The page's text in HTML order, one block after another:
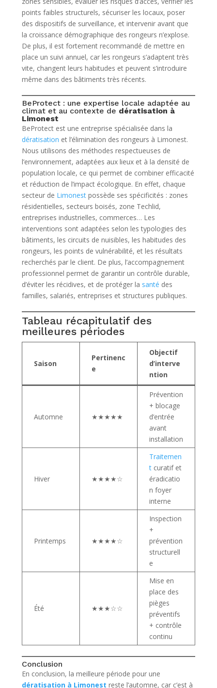
points faibles structurels, sécuriser les locaux, poser
des dispositifs de surveillance, et intervenir avant que
la croissance démographique des rongeurs n’explose.
De plus, il est fortement recommandé de mettre en
place un suivi annuel, car les rongeurs s’adaptent très
vite, changent leurs habitudes et peuvent s’introduire
même dans des bâtiments très récents.
BeProtect : une expertise locale adaptée au
climat et au contexte de dératisation à
Limonest
BeProtect est une entreprise spécialisée dans la
dératisation et l’élimination des rongeurs à Limonest.
Nous utilisons des méthodes respectueuses de
l’environnement, adaptées aux lieux et à la densité de
population locale, ce qui permet de combiner efficacité
et réduction de l’impact écologique. En effet, chaque
secteur de Limonestpossède ses spécificités : zones
résidentielles, secteurs boisés, zone Techlid,
entreprises industrielles, commerces… Les
interventions sont adaptées selon les typologies des
bâtiments, les circuits de nuisibles, les habitudes des
rongeurs, les points de vulnérabilité, et les résultats
recherchés par le client. De plus, l’accompagnement
professionnel permet de garantir un contrôle durable,
d’éviter les récidives, et de protéger la santé des
familles, salariés, entreprises et structures publiques.
Tableau récapitulatif des
meilleures périodes
Saison
Pertinenc
e
Objectif
d’interve
ntion
Automne ★★★★★
Prévention
+ blocage
d’entrée
avant
installation
Hiver ★★★★☆
Traitemen
tcuratif et
éradicatio
n foyer
interne
Printemps ★★★★☆
Inspection
+
prévention
structurell
e
Été ★★★☆☆
Mise en
place des
pièges
préventifs
+ contrôle
continu
Conclusion
En conclusion, la meilleure période pour une
dératisation à Limonest reste l’automne, car c’est à